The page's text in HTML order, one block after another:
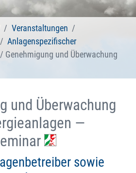
Veranstaltungen
Anlagenspezifischer
Genehmigung und Überwachung
und Überwachung
—
sowie